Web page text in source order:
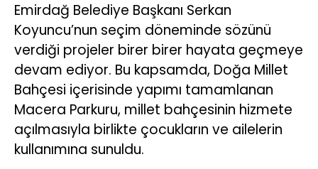
Emirdağ Belediye Başkanı Serkan
Koyuncu’nun seçim döneminde sözünü
verdiği projeler birer birer hayata geçmeye
devam ediyor. Bu kapsamda, Doğa Millet
Bahçesi içerisinde yapımı tamamlanan
Macera Parkuru, millet bahçesinin hizmete
açılmasıyla birlikte çocukların ve ailelerin
kullanımına sunuldu.